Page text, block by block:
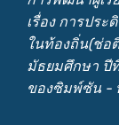
เรื่อง การปร
ในท้องถิ่น(ช่อ
มัธยมศึกษา ปี
ของซิมพ์ซัน -